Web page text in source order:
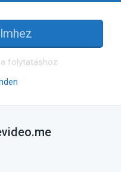
folytatáshoz